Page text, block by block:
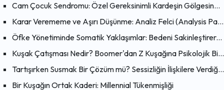
Cam Çocuk Sendromu: Özel Gereksinimli Kardeşin Gölgesinde Büyümek
Karar Verememe ve Aşırı Düşünme: Analiz Felci (Analysis Paralysis) Nedir?
Öfke Yönetiminde Somatik Yaklaşımlar: Bedeni Sakinleştirerek Zihni Dönüştürmenin Bilimsel Yolları
Kuşak Çatışması Nedir? Boomer'dan Z Kuşağına Psikolojik Bir Bakış
Tartışırken Susmak Bir Çözüm mü? Sessizliğin İlişkilere Verdiği Zarar
Bir Kuşağın Ortak Kaderi: Millennial Tükenmişliği